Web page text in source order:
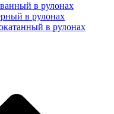
в рулонах
в рулонах
в рулонах